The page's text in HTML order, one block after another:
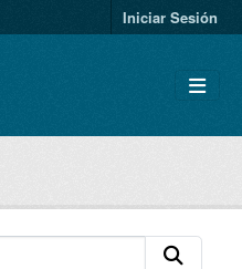
Iniciar Sesión